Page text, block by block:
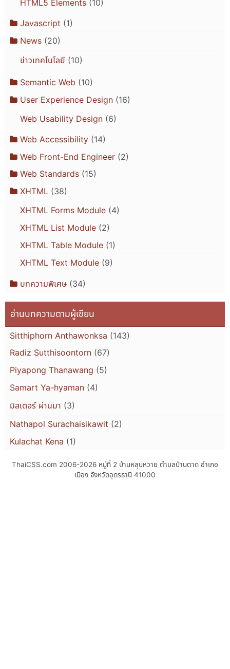
HTML5 Elements(10)
Javascript (1)
News(20)
ข่าวเทคโนโลยี (10)
Semantic Web (10)
User Experience Design(16)
Web Usability Design(6)
Web Accessibility(14)
Web Front-End Engineer(2)
Web Standards(15)
XHTML(38)
XHTML Forms Module(4)
XHTML List Module(2)
XHTML Table Module(1)
XHTML Text Module(9)
บทความพิเศษ(34)
อ่านบทความตามผู้เขียน
Sitthiphorn Anthawonksa (143)
Radiz Sutthisoontorn (67)
Piyapong Thanawang (5)
Samart Ya-hyaman (4)
มิสเตอร์ ผ่านมา (3)
Nathapol Surachaisikawit (2)
Kulachat Kena (1)
ThaiCSS.com 2006-2026 หมู่ที่ 2 บ้านหลุบหวาย ตำบลบ้านตาด อำเภอ
เมือง จังหวัดอุดรธานี 41000